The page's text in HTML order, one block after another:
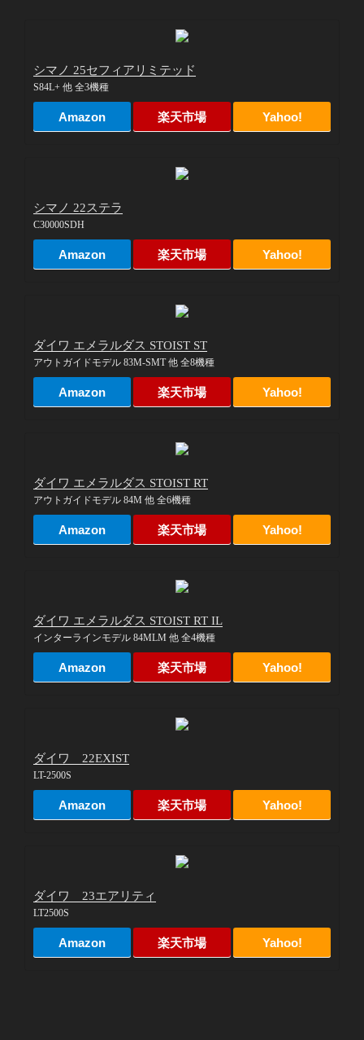
シマノ 25セフィアリミテッド
S84L+ 他 全3機種
Amazon 楽天市場 Yahoo!
シマノ 22ステラ
C30000SDH
Amazon 楽天市場 Yahoo!
ダイワ エメラルダス STOIST ST
アウトガイドモデル 83M-SMT 他 全8機種
Amazon 楽天市場 Yahoo!
ダイワ エメラルダス STOIST RT
アウトガイドモデル 84M 他 全6機種
Amazon 楽天市場 Yahoo!
ダイワ エメラルダス STOIST RT IL
インターラインモデル 84MLM 他 全4機種
Amazon 楽天市場 Yahoo!
ダイワ 22EXIST
LT-2500S
Amazon 楽天市場 Yahoo!
ダイワ 23エアリティ
LT2500S
Amazon 楽天市場 Yahoo!